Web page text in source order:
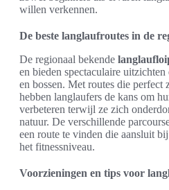
willen verkennen.
De beste langlaufroutes in de
De regionaal bekende
en bieden spectaculaire
en bossen. Met routes die perfect
hebben langlaufers de kans om
verbeteren terwijl ze zich
natuur. De verschillende
een route te vinden die aansluit
het fitnessniveau.
Voorzieningen en tips voor